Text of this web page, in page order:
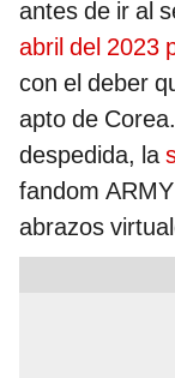
antes de ir al
abril del 2023
con el deber
apto de
despedida, la
fandom
abrazos